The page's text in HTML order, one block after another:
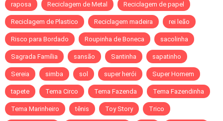
raposa Reciclagem de Metal Reciclagem de papel
Reciclagem de Plastico Reciclagem madeira rei leão
Risco para Bordado Roupinha de Boneca sacolinha
Sagrada Família sansão Santinha sapatinho
Sereia simba sol super herói Super Homem
tapete Tema Circo Tema Fazenda Tema Fazendinha
Tema Marinheiro tênis Toy Story Trico